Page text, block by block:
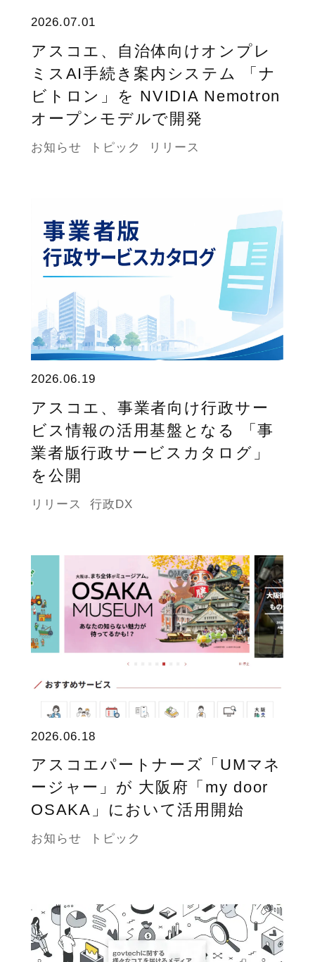
2026.07.01
アスコエ、自治体向けオンプレ
ミスAI手続き案内システム 「ナ
ビトロン」を NVIDIA Nemotron
オープンモデルで開発
お知らせ トピック リリース
2026.06.19
アスコエ、事業者向け行政サー
ビス情報の活用基盤となる 「事
業者版行政サービスカタログ」
を公開
リリース 行政DX
2026.06.18
アスコエパートナーズ「UMマネ
ージャー」が 大阪府「my door
OSAKA」において活用開始
お知らせ トピック